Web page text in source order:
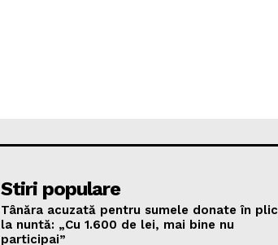
Stiri populare
Tânăra acuzată pentru sumele donate în plic
la nuntă: „Cu 1.600 de lei, mai bine nu
participai”